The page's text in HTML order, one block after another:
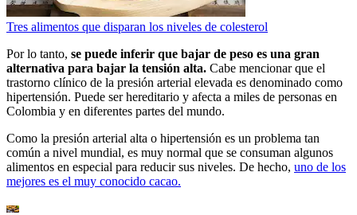
Tres alimentos que disparan los niveles de colesterol
Por lo tanto, se puede inferir que bajar de peso es una gran
alternativa para bajar la tensión alta. Cabe mencionar que el
trastorno clínico de la presión arterial elevada es denominado como
hipertensión. Puede ser hereditario y afecta a miles de personas en
Colombia y en diferentes partes del mundo.
Como la presión arterial alta o hipertensión es un problema tan
común a nivel mundial, es muy normal que se consuman algunos
alimentos en especial para reducir sus niveles. De hecho, uno de los
mejores es el muy conocido cacao.